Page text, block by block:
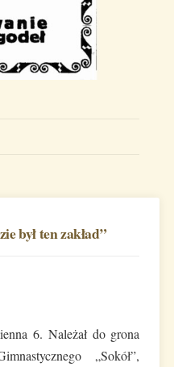
był ten zakład”
6. Należał do grona
„Sokół”,